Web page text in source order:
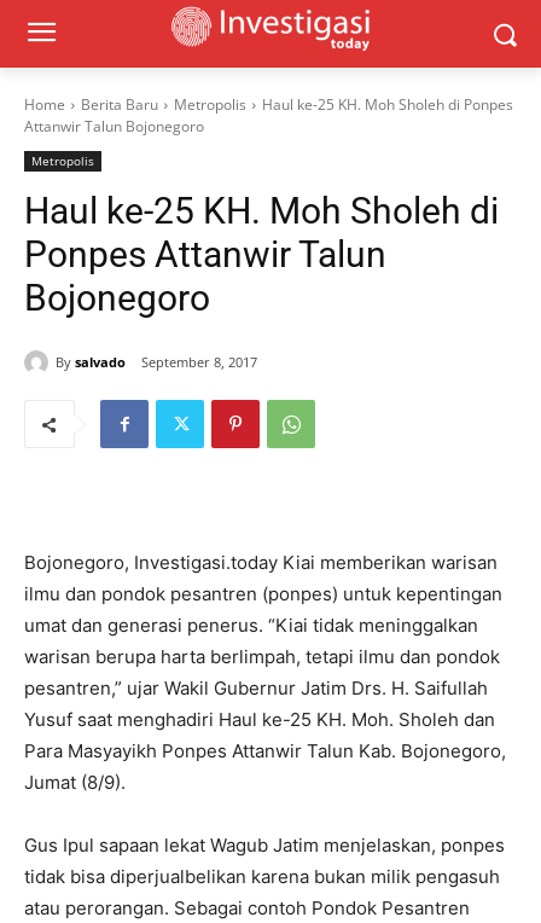
Home Berita Baru Metropolis
Haul ke-25 KH. Moh Sholeh di Ponpes
Attanwir Talun Bojonegoro
Metropolis
Haul ke-25 KH. Moh Sholeh di
Ponpes Attanwir Talun
Bojonegoro
By salvado September 8, 2017
Bojonegoro, Investigasi.today Kiai memberikan warisan
ilmu dan pondok pesantren (ponpes) untuk kepentingan
umat dan generasi penerus. “Kiai tidak meninggalkan
warisan berupa harta berlimpah, tetapi ilmu dan pondok
pesantren,” ujar Wakil Gubernur Jatim Drs. H. Saifullah
Yusuf saat menghadiri Haul ke-25 KH. Moh. Sholeh dan
Para Masyayikh Ponpes Attanwir Talun Kab. Bojonegoro,
Jumat (8/9).
Gus Ipul sapaan lekat Wagub Jatim menjelaskan, ponpes
tidak bisa diperjualbelikan karena bukan milik pengasuh
atau perorangan. Sebagai contoh Pondok Pesantren